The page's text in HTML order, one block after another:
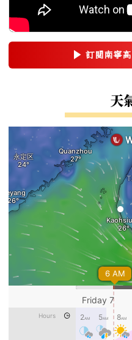
▶ 訂閱南寧
天